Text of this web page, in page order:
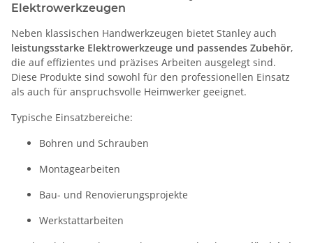
Elektrowerkzeugen
Neben klassischen Handwerkzeugen bietet Stanley auch
leistungsstarke Elektrowerkzeuge und passendes Zubehör,
die auf effizientes und präzises Arbeiten ausgelegt sind.
Diese Produkte sind sowohl für den professionellen Einsatz
als auch für anspruchsvolle Heimwerker geeignet.
Typische Einsatzbereiche:
Bohren und Schrauben
Montagearbeiten
Bau- und Renovierungsprojekte
Werkstattarbeiten